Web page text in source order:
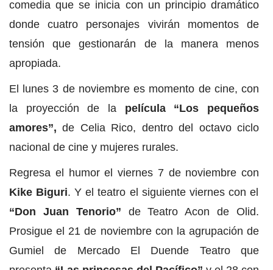
comedia que se inicia con un principio dramático
donde cuatro personajes vivirán momentos de
tensión que gestionarán de la manera menos
apropiada.
El lunes 3 de noviembre es momento de cine, con
la proyección de la película “Los pequeños
amores”, de Celia Rico, dentro del octavo ciclo
nacional de cine y mujeres rurales.
Regresa el humor el viernes 7 de noviembre con
Kike Biguri. Y el teatro el siguiente viernes con el
“Don Juan Tenorio” de Teatro Acon de Olid.
Prosigue el 21 de noviembre con la agrupación de
Gumiel de Mercado El Duende Teatro que